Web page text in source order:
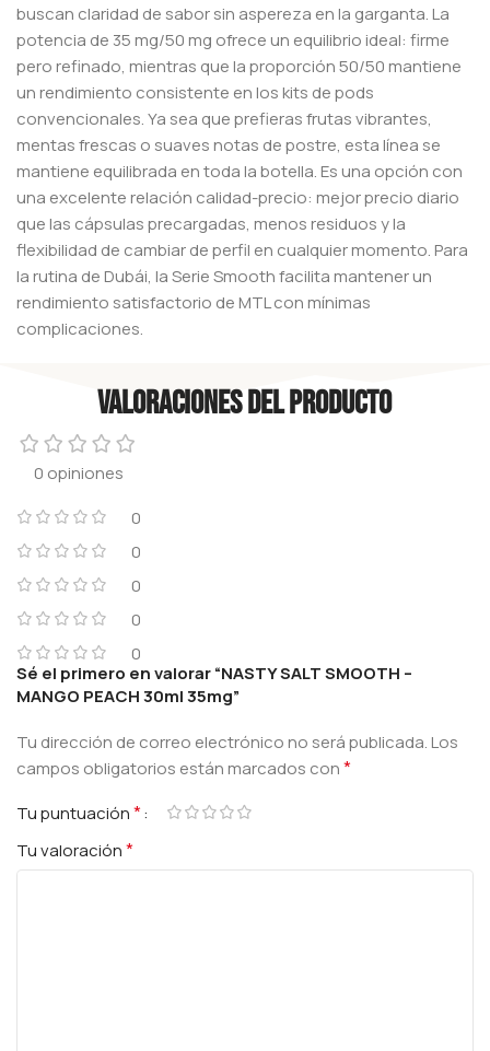
buscan claridad de sabor sin aspereza en la garganta. La
potencia de 35 mg/50 mg ofrece un equilibrio ideal: firme
pero refinado, mientras que la proporción 50/50 mantiene
un rendimiento consistente en los kits de pods
convencionales. Ya sea que prefieras frutas vibrantes,
mentas frescas o suaves notas de postre, esta línea se
mantiene equilibrada en toda la botella.Es una opción con
una excelente relación calidad-precio: mejor precio diario
que las cápsulas precargadas, menos residuos y la
flexibilidad de cambiar de perfil en cualquier momento. Para
la rutina de Dubái, la Serie Smooth facilita mantener un
rendimiento satisfactorio de MTL con mínimas
complicaciones.
Valoraciones del producto
0 opiniones
0
0
0
0
0
Sé el primero en valorar “NASTY SALT SMOOTH –
MANGO PEACH 30ml 35mg”
Tu dirección de correo electrónico no será publicada.Los
campos obligatorios están marcados con*
Tu puntuación*
Tu valoración*